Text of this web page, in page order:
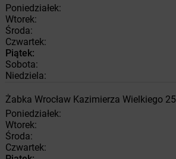
Poniedziałek:
Wtorek:
Środa:
Czwartek:
Piątek:
Sobota:
Niedziela:
Żabka Wrocław Kazimierza Wielkiego 25
Poniedziałek:
Wtorek:
Środa:
Czwartek: